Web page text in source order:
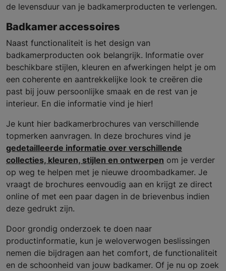
de levensduur van je badkamerproducten te verlengen.
Badkamer accessoires
Naast functionaliteit is het design van
badkamerproducten ook belangrijk. Informatie over
beschikbare stijlen, kleuren en afwerkingen helpt je om
een coherente en aantrekkelijke look te creëren die
past bij jouw persoonlijke smaak en de rest van je
interieur. En die informatie vind je hier!
Je kunt hier badkamerbrochures van verschillende
topmerken aanvragen. In deze brochures vind je
gedetailleerde informatie over verschillende
collecties, kleuren, stijlen en ontwerpen om je verder
op weg te helpen met je nieuwe droombadkamer. Je
vraagt de brochures eenvoudig aan en krijgt ze direct
online of met een paar dagen in de brievenbus indien
deze gedrukt zijn.
Door grondig onderzoek te doen naar
productinformatie, kun je weloverwogen beslissingen
nemen die bijdragen aan het comfort, de functionaliteit
en de schoonheid van jouw badkamer. Of je nu op zoek